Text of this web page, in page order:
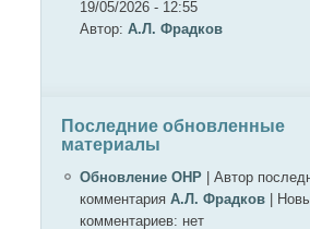
19/05/2026 - 12:55
Автор: А.Л. Фрадков
Последние обновленные
материалы
Обновление ОНР
Автор
комментария А.Л. Фрадков
комментариев: нет